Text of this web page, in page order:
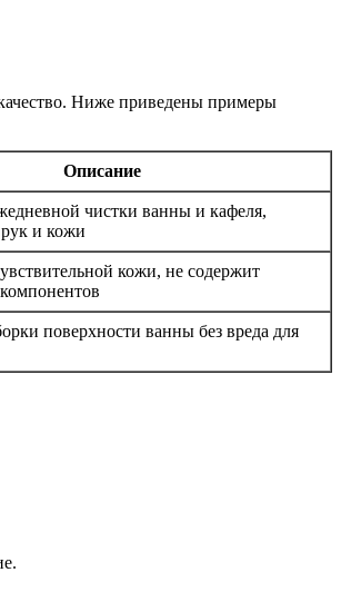
Ниже приведены примеры
Описание
чистки ванны и кафеля,
рук и кожи
кожи, не содержит
поверхности ванны без вреда для